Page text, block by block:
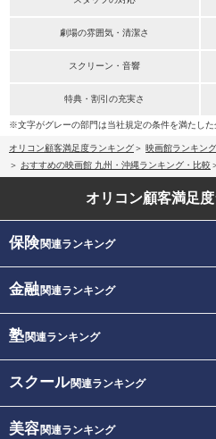
劇場の雰囲気・清潔さ
スクリーン・音響
特典・割引の充実さ
※文字がグレーの部門は当社規定の条件を満たした
オリコン顧客満足度ランキング
映画館ランキン
おすすめの映画館 九州・沖縄ランキング・比較
オリコン顧客満足度
保険関連ランキング
金融関連ランキング
塾関連ランキング
スクール関連ランキング
美容関連ランキング